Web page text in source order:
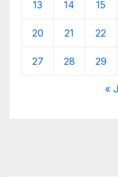
13 14 15
20 21 22
27 28 29
«